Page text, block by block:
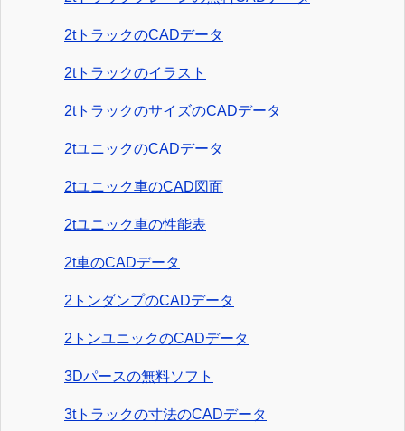
2tトラックのCADデータ
2tトラックのイラスト
2tトラックのサイズのCADデータ
2tユニックのCADデータ
2tユニック車のCAD図面
2tユニック車の性能表
2t車のCADデータ
2トンダンプのCADデータ
2トンユニックのCADデータ
3Dパースの無料ソフト
3tトラックの寸法のCADデータ